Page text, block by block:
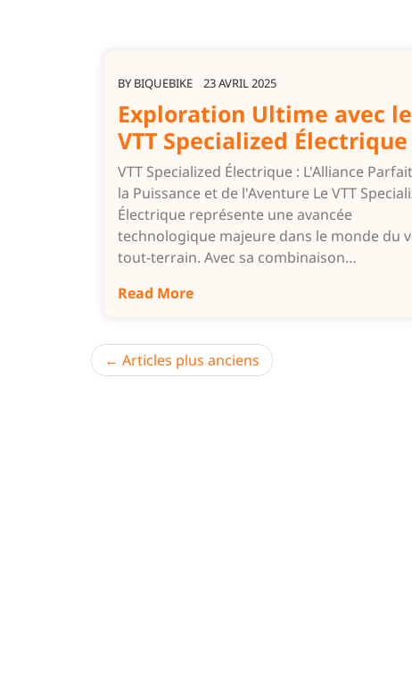
BY BIQUEBIKE 23 AVRIL 2025
Exploration Ultime avec le
VTT Specialized Électrique
VTT Specialized Électrique : L'Alliance
la Puissance et de l'Aventure Le VTT
Électrique représente une avancée
technologique majeure dans le monde du
tout-terrain. Avec sa combinaison…
Read More
Navigation
Articles plus anciens